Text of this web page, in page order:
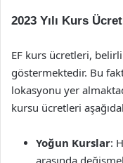
2023 Yılı Kurs
EF kurs ücretleri,
göstermektedir. Bu
lokasyonu yer
kursu ücretleri
Yoğun Kurslar:
arasında